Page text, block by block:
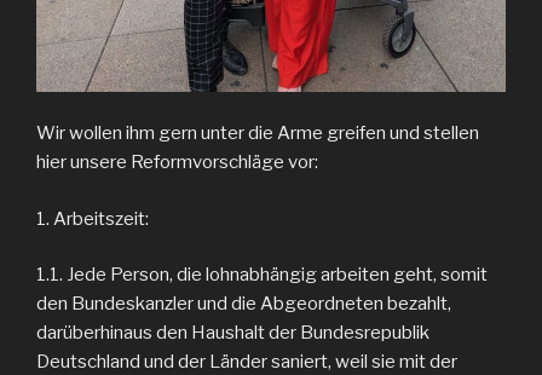
Wir wollen ihm gern unter die Arme greifen und stellen
hier unsere Reformvorschläge vor:
1. Arbeitszeit:
1.1. Jede Person, die lohnabhängig arbeiten geht, somit
den Bundeskanzler und die Abgeordneten bezahlt,
darüberhinaus den Haushalt der Bundesrepublik
Deutschland und der Länder saniert, weil sie mit der